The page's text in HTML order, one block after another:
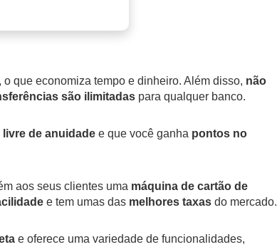
, o que economiza tempo e dinheiro. Além disso, não
são ilimitadas para qualquer banco.
de anuidade e que você ganha pontos no
aos seus clientes uma máquina de cartão de
e tem umas das melhores taxas do mercado.
e oferece uma variedade de funcionalidades,